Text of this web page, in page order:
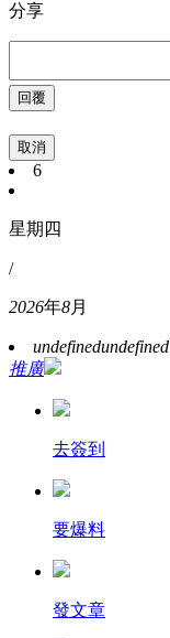
分享
取消
6
星期四
/
2026年8月
undefinedundefined
推廣
去簽到
要爆料
發文章